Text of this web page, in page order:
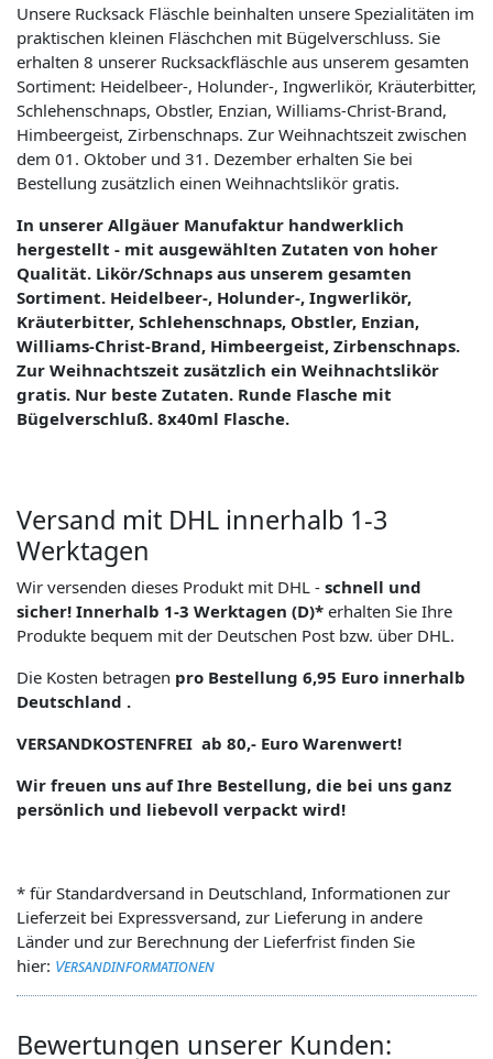
Unsere Rucksack Fläschle beinhalten unsere Spezialitäten im
praktischen kleinen Fläschchen mit Bügelverschluss. Sie
erhalten 8 unserer Rucksackfläschle aus unserem gesamten
Sortiment: Heidelbeer-, Holunder-, Ingwerlikör, Kräuterbitter,
Schlehenschnaps, Obstler, Enzian, Williams-Christ-Brand,
Himbeergeist, Zirbenschnaps. Zur Weihnachtszeit zwischen
dem 01. Oktober und 31. Dezember erhalten Sie bei
Bestellung zusätzlich einen Weihnachtslikör gratis.
In unserer Allgäuer Manufaktur handwerklich
hergestellt - mit ausgewählten Zutaten von hoher
Qualität. Likör/Schnaps aus unserem gesamten
Sortiment. Heidelbeer-, Holunder-, Ingwerlikör,
Kräuterbitter, Schlehenschnaps, Obstler, Enzian,
Williams-Christ-Brand, Himbeergeist, Zirbenschnaps.
Zur Weihnachtszeit zusätzlich ein Weihnachtslikör
gratis. Nur beste Zutaten. Runde Flasche mit
Bügelverschluß. 8x40ml Flasche.
Versand mit DHL innerhalb 1-3
Werktagen
Wir versenden dieses Produkt mit DHL - schnell und
sicher! Innerhalb 1-3 Werktagen (D)* erhalten Sie Ihre
Produkte bequem mit der Deutschen Post bzw. über DHL.
Die Kosten betragen pro Bestellung 6,95 Euro innerhalb
Deutschland .
VERSANDKOSTENFREI ab 80,- Euro Warenwert!
Wir freuen uns auf Ihre Bestellung, die bei uns ganz
persönlich und liebevoll verpackt wird!
* für Standardversand in Deutschland, Informationen zur
Lieferzeit bei Expressversand, zur Lieferung in andere
Länder und zur Berechnung der Lieferfrist finden Sie
hier: Versandinformationen
Bewertungen unserer Kunden: